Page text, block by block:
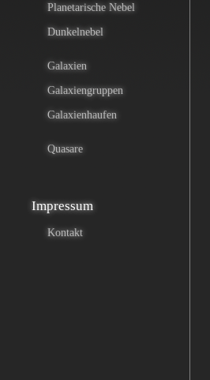
Planetarische Nebel
Dunkelnebel
Galaxien
Galaxiengruppen
Galaxienhaufen
Quasare
Impressum
Kontakt